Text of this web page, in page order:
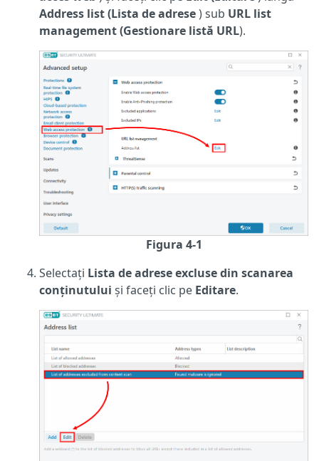
Address list (Lista de adrese) sub URL list
management (Gestionare listă URL).
Figura 4-1
Selectați Lista de adrese excluse din scanarea
conținutului și faceți clic pe Editare.